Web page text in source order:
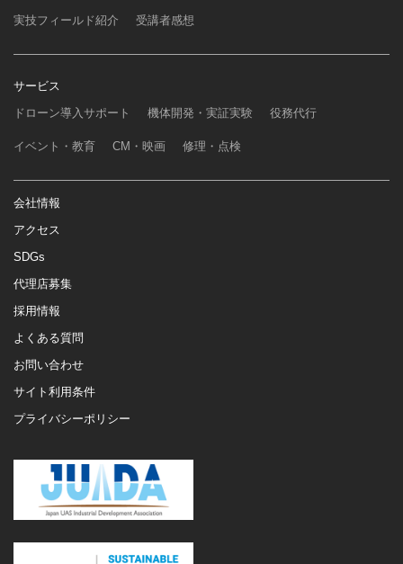
実技フィールド紹介 受講者感想
サービス
ドローン導入サポート
機体開発・実証実験 役務代行
イベント・教育 CM・映画 修理・点検
会社情報
アクセス
SDGs
代理店募集
採用情報
よくある質問
お問い合わせ
サイト利用条件
プライバシーポリシー